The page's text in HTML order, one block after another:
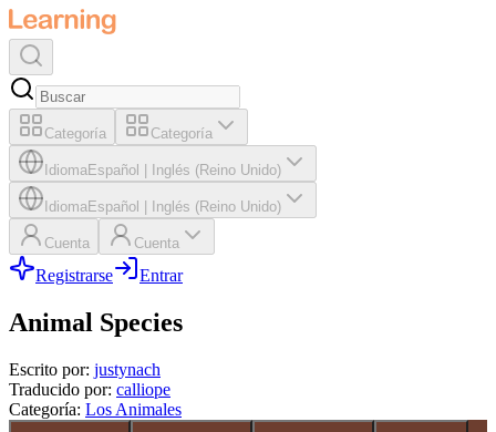
Categoría Categoría
IdiomaEspañol Inglés (Reino Unido)
IdiomaEspañol Inglés (Reino Unido)
Cuenta Cuenta
Registrarse Entrar
Animal Species
Escrito por: justynach
Traducido por: calliope
Categoría: Los Animales